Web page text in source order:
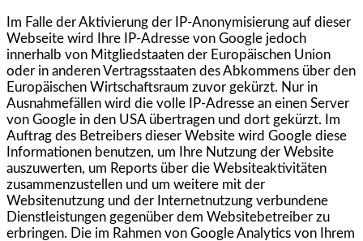
Im Falle der Aktivierung der IP-Anonymisierung auf dieser
Webseite wird Ihre IP-Adresse von Google jedoch
innerhalb von Mitgliedstaaten der Europäischen Union
oder in anderen Vertragsstaaten des Abkommens über den
Europäischen Wirtschaftsraum zuvor gekürzt. Nur in
Ausnahmefällen wird die volle IP-Adresse an einen Server
von Google in den USA übertragen und dort gekürzt. Im
Auftrag des Betreibers dieser Website wird Google diese
Informationen benutzen, um Ihre Nutzung der Website
auszuwerten, um Reports über die Websiteaktivitäten
zusammenzustellen und um weitere mit der
Websitenutzung und der Internetnutzung verbundene
Dienstleistungen gegenüber dem Websitebetreiber zu
erbringen. Die im Rahmen von Google Analytics von Ihrem